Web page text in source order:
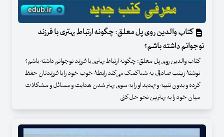
کتاب والدین روی پل معلق: چگونه ارتباط بهتری با فرزند
نوجوانم داشته باشم؟
کتاب والدین روی پل معلق: چگونه ارتباط بهتری با فرزند نوجوانم داشته باشم؟
نوشتۀ زینب صادقی، به شما کمک می‌کند رابطۀ خوب خود را با فرزندتان حفظ
کرده و بدون تنبیه و تهدید او را به سوی بهتر شدن هدایت و مسائل و مشکلات
میان خود را به بهترین نحو حل کنی